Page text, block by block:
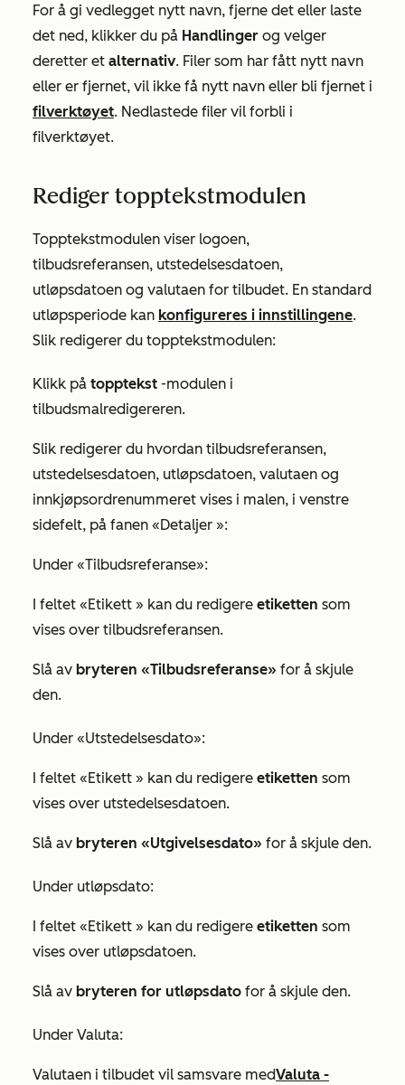
For å gi vedlegget nytt navn, fjerne det eller laste
det ned, klikker du på Handlinger og velger
deretter et alternativ. Filer som har fått nytt navn
eller er fjernet, vil ikke få nytt navn eller bli fjernet i
filverktøyet. Nedlastede filer vil forbli i
filverktøyet.
Rediger topptekstmodulen
Topptekstmodulen viser logoen,
tilbudsreferansen, utstedelsesdatoen,
utløpsdatoen og valutaen for tilbudet. En standard
utløpsperiode kan konfigureres i innstillingene.
Slik redigerer du topptekstmodulen:
Klikk på topptekst -modulen i
tilbudsmalredigereren.
Slik redigerer du hvordan tilbudsreferansen,
utstedelsesdatoen, utløpsdatoen, valutaen og
innkjøpsordrenummeret vises i malen, i venstre
sidefelt, på fanen «Detaljer »:
Under «Tilbudsreferanse»:
I feltet «Etikett » kan du redigere etiketten som
vises over tilbudsreferansen.
Slå av bryteren «Tilbudsreferanse» for å skjule
den.
Under «Utstedelsesdato»:
I feltet «Etikett » kan du redigere etiketten som
vises over utstedelsesdatoen.
Slå av bryteren «Utgivelsesdato» for å skjule den.
Under utløpsdato:
I feltet «Etikett » kan du redigere etiketten som
vises over utløpsdatoen.
Slå av bryteren for utløpsdato for å skjule den.
Under Valuta:
Valutaen i tilbudet vil samsvare medValuta -